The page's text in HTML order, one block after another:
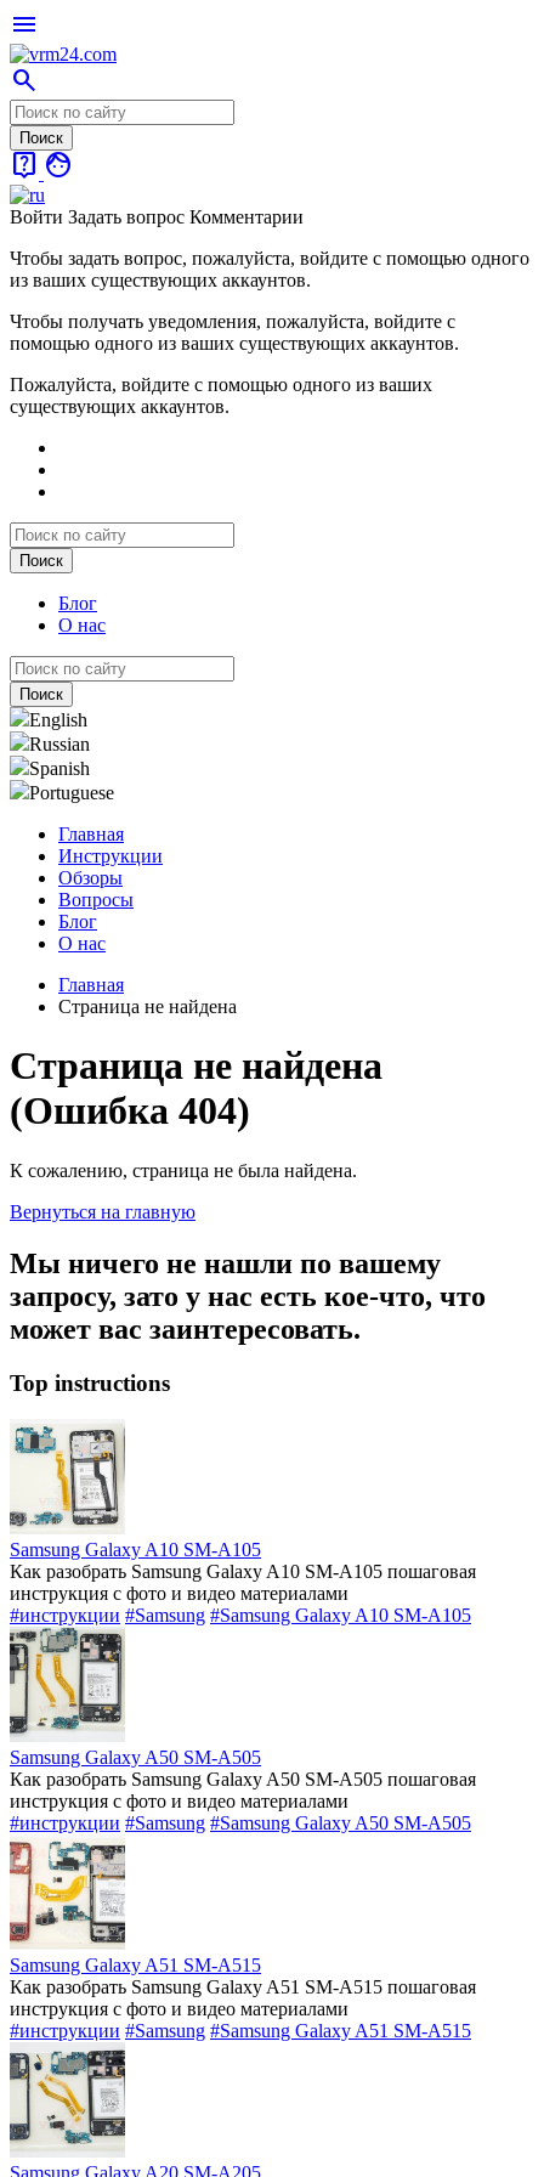
menu
search
live_help face
Войти Задать вопрос Комментарии
Чтобы задать вопрос, пожалуйста, войдите с помощью одного
из ваших существующих аккаунтов.
Чтобы получать уведомления, пожалуйста, войдите с
помощью одного из ваших существующих аккаунтов.
Пожалуйста, войдите с помощью одного из ваших
существующих аккаунтов.
Блог
О нас
English
Russian
Spanish
Portuguese
Главная
Инструкции
Обзоры
Вопросы
Блог
О нас
Главная
Страница не найдена
Страница не найдена
(Ошибка 404)
К сожалению, страница не была найдена.
Вернуться на главную
Мы ничего не нашли по вашему
запросу, зато у нас есть кое-что, что
может вас заинтересовать.
Top instructions
Samsung Galaxy A10 SM-A105
Как разобрать Samsung Galaxy A10 SM-A105 пошаговая
инструкция с фото и видео материалами
#инструкции #Samsung #Samsung Galaxy A10 SM-A105
Samsung Galaxy A50 SM-A505
Как разобрать Samsung Galaxy A50 SM-A505 пошаговая
инструкция с фото и видео материалами
#инструкции #Samsung #Samsung Galaxy A50 SM-A505
Samsung Galaxy A51 SM-A515
Как разобрать Samsung Galaxy A51 SM-A515 пошаговая
инструкция с фото и видео материалами
#инструкции #Samsung #Samsung Galaxy A51 SM-A515